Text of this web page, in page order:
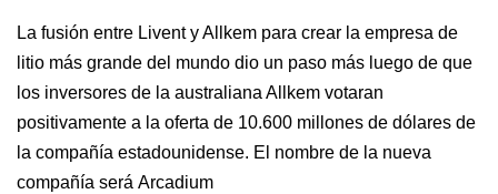
La fusión entre Livent y Allkem para crear la empresa de
litio más grande del mundo dio un paso más luego de que
los inversores de la australiana Allkem votaran
positivamente a la oferta de 10.600 millones de dólares de
la compañía estadounidense. El nombre de la nueva
compañía será Arcadium